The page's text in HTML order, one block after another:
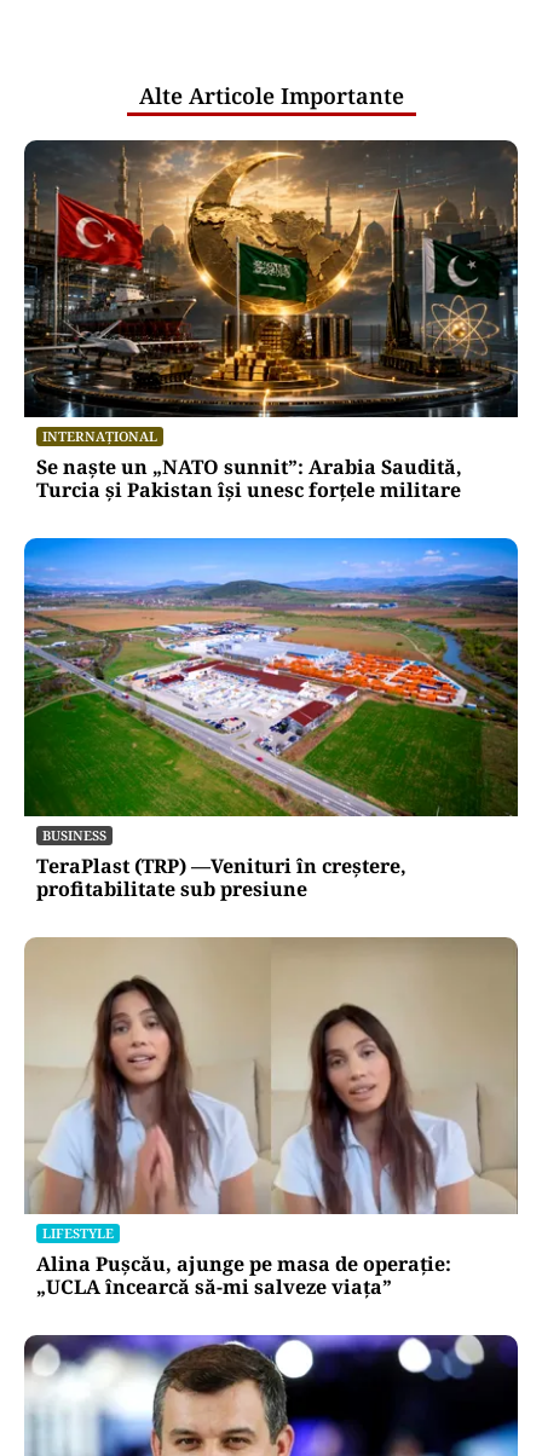
Alte Articole Importante
INTERNAȚIONAL
Se naște un „NATO sunnit”: Arabia Saudită,
Turcia și Pakistan își unesc forțele militare
BUSINESS
TeraPlast (TRP) —Venituri în creștere,
profitabilitate sub presiune
LIFESTYLE
Alina Pușcău, ajunge pe masa de operație:
„UCLA încearcă să-mi salveze viața”